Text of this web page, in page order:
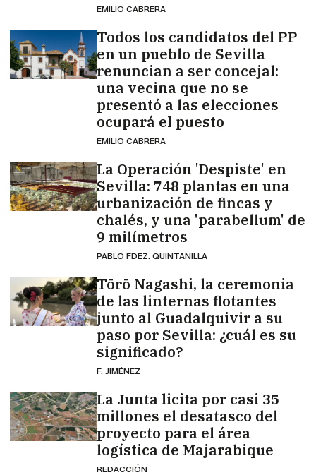
EMILIO CABRERA
Todos los candidatos del PP
en un pueblo de Sevilla
renuncian a ser concejal:
una vecina que no se
presentó a las elecciones
ocupará el puesto
EMILIO CABRERA
La Operación 'Despiste' en
Sevilla: 748 plantas en una
urbanización de fincas y
chalés, y una 'parabellum' de
9 milímetros
PABLO FDEZ. QUINTANILLA
Tōrō Nagashi, la ceremonia
de las linternas flotantes
junto al Guadalquivir a su
paso por Sevilla: ¿cuál es su
significado?
F. JIMÉNEZ
La Junta licita por casi 35
millones el desatasco del
proyecto para el área
logística de Majarabique
REDACCIÓN